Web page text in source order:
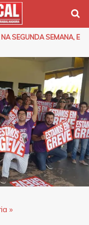
SEGUNDA SEMANA, E
»